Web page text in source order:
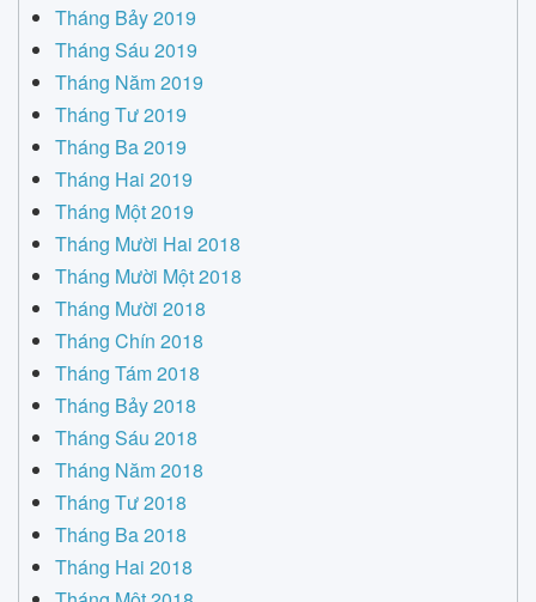
Tháng Bảy 2019
Tháng Sáu 2019
Tháng Năm 2019
Tháng Tư 2019
Tháng Ba 2019
Tháng Hai 2019
Tháng Một 2019
Tháng Mười Hai 2018
Tháng Mười Một 2018
Tháng Mười 2018
Tháng Chín 2018
Tháng Tám 2018
Tháng Bảy 2018
Tháng Sáu 2018
Tháng Năm 2018
Tháng Tư 2018
Tháng Ba 2018
Tháng Hai 2018